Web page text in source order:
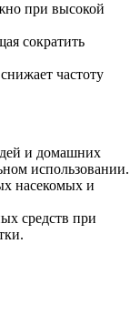
при высокой
сократить
частоту
и домашних
использовании.
насекомых и
средств при